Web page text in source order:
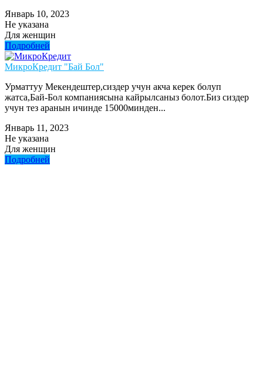
Январь 10, 2023
Не указана
Для женщин
Подробней
МикроКредит "Бай Бол"
Урматтуу Мекендештер,сиздер учун акча керек болуп
жатса,Бай-Бол компаниясына кайрылсаныз болот.Биз сиздер
учун тез аранын ичинде 15000минден...
Январь 11, 2023
Не указана
Для женщин
Подробней